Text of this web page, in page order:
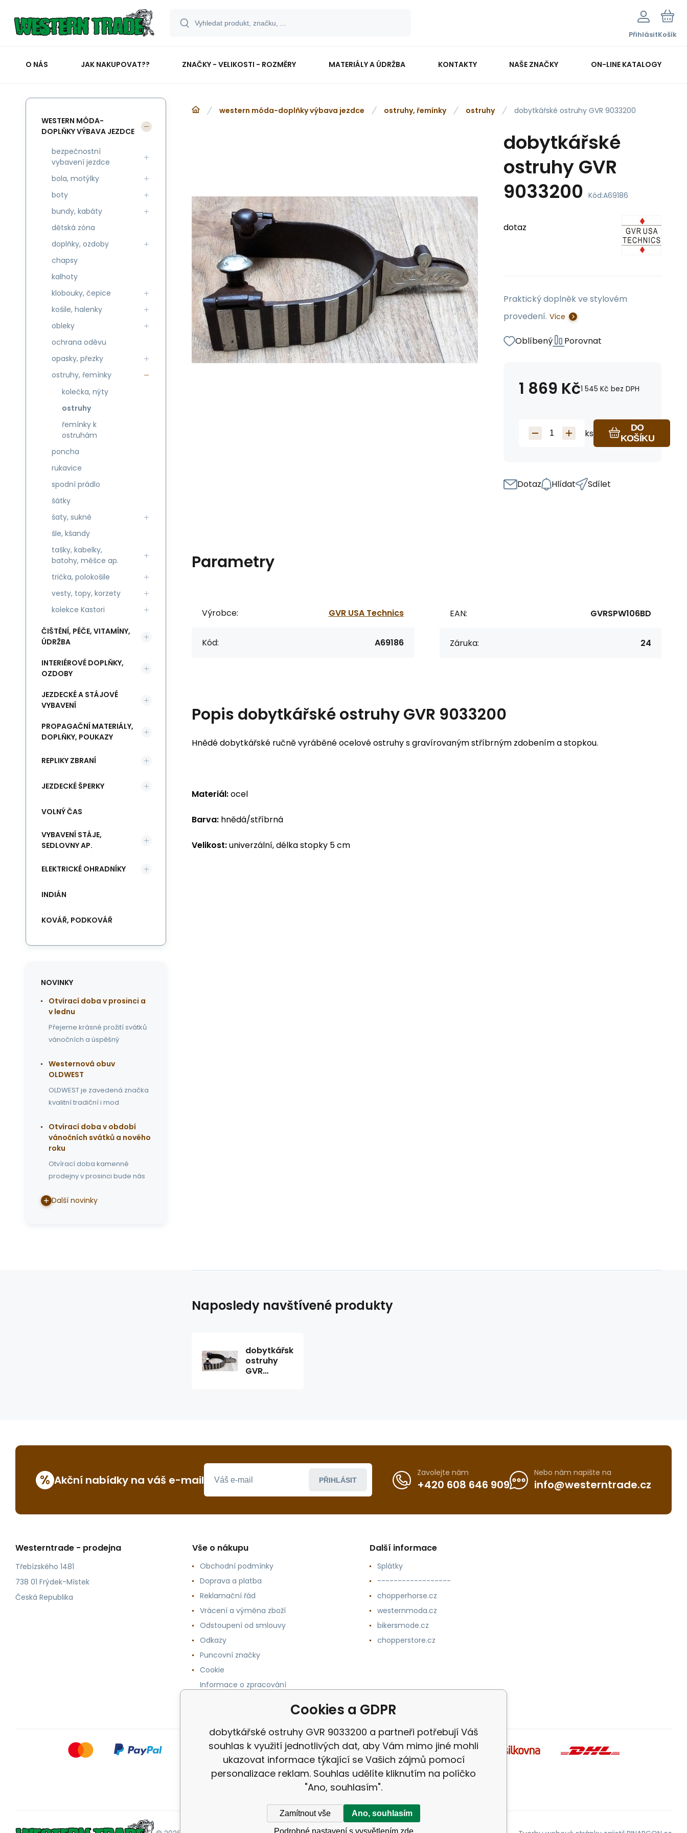
PřihlásitKošík
O NÁS JAK NAKUPOVAT?? ZNAČKY - VELIKOSTI - ROZMĚRY MATERIÁLY A ÚDRŽBA KONTAKTY NAŠE ZNAČKY ON-LINE KATALOGY
western móda-doplňky výbava jezdce ostruhy, řemínky ostruhy dobytkářské ostruhy GVR 9033200
dobytkářské
ostruhy GVR
9033200 Kód:A69186
dotaz
Praktický doplněk ve stylovém
provedení. Více
Oblíbený Porovnat
1 869 Kč1 545 Kč bez DPH
ks
DO
KOŠÍKU
Dotaz Hlídat Sdílet
Parametry
Výrobce: GVR USA Technics
Kód: A69186
EAN: GVRSPW106BD
Záruka: 24
Popis dobytkářské ostruhy GVR 9033200
Hnědé dobytkářské ručně vyráběné ocelové ostruhy s gravírovaným stříbrným zdobením a stopkou.
Materiál:ocel
Barva: hnědá/stříbrná
Velikost:univerzální, délka stopky 5 cm
WESTERN MÓDA-
DOPLŇKY VÝBAVA JEZDCE
bezpečnostní
vybavení jezdce
bola, motýlky
boty
bundy, kabáty
dětská zóna
doplňky, ozdoby
chapsy
kalhoty
klobouky, čepice
košile, halenky
obleky
ochrana oděvu
opasky, přezky
ostruhy, řemínky
kolečka, nýty
ostruhy
řemínky k
ostruhám
poncha
rukavice
spodní prádlo
šátky
šaty, sukně
šle, kšandy
tašky, kabelky,
batohy, měšce ap.
trička, polokošile
vesty, topy, korzety
kolekce Kastori
ČIŠTĚNÍ, PÉČE, VITAMÍNY,
ÚDRŽBA
INTERIÉROVÉ DOPLŇKY,
OZDOBY
JEZDECKÉ A STÁJOVÉ
VYBAVENÍ
PROPAGAČNÍ MATERIÁLY,
DOPLŇKY, POUKAZY
REPLIKY ZBRANÍ
JEZDECKÉ ŠPERKY
VOLNÝ ČAS
VYBAVENÍ STÁJE,
SEDLOVNY AP.
ELEKTRICKÉ OHRADNÍKY
INDIÁN
KOVÁŘ, PODKOVÁŘ
NOVINKY
Otvírací doba v prosinci a
v lednu
Přejeme krásné prožití svátků
vánočních a úspěšný
Westernová obuv
OLDWEST
OLDWEST je zavedená značka
kvalitní tradiční i mod
Otvírací doba v období
vánočních svátků a nového
roku
Otvírací doba kamenné
prodejny v prosinci bude nás
Další novinky
Naposledy navštívené produkty
dobytkářské
ostruhy
GVR
% Akční nabídky na váš e-mail PŘIHLÁSIT
Zavolejte nám
+420 608 646 909
Nebo nám napište na
info@westerntrade.cz
Westerntrade - prodejna
Třebízského 1481
738 01 Frýdek-Místek
Česká Republika
Vše o nákupu
Obchodní podmínky
Doprava a platba
Reklamační řád
Vrácení a výměna zboží
Odstoupení od smlouvy
Odkazy
Puncovní značky
Cookie
Informace o zpracování
Další informace
Splátky
------------------
chopperhorse.cz
westernmoda.cz
bikersmode.cz
chopperstore.cz
Cookies a GDPR
dobytkářské ostruhy GVR 9033200 a partneři potřebují Váš
souhlas k využití jednotlivých dat, aby Vám mimo jiné mohli
ukazovat informace týkající se Vašich zájmů pomocí
personalizace reklam. Souhlas udělíte kliknutím na políčko
"Ano, souhlasím".
Zamítnout vše Ano, souhlasím
Podrobné nastavení s vysvětlením zde